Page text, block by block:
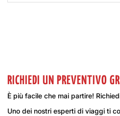
RICHIEDI UN PREVENTIVO
È più facile che mai partire!
Uno dei nostri esperti di viaggi ti